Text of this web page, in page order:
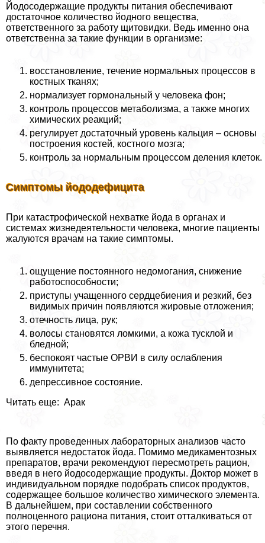
Йодосодержащие продукты питания обеспечивают
достаточное количество йодного вещества,
ответственного за работу щитовидки. Ведь именно она
ответственна за такие функции в организме:
восстановление, течение нормальных процессов в
костных тканях;
нормализует гормональный у человека фон;
контроль процессов метаболизма, а также многих
химических реакций;
регулирует достаточный уровень кальция – основы
построения костей, костного мозга;
контроль за нормальным процессом деления клеток.
Симптомы йододефицита
При катастрофической нехватке йода в органах и
системах жизнедеятельности человека, многие пациенты
жалуются врачам на такие симптомы.
ощущение постоянного недомогания, снижение
работоспособности;
приступы учащенного сердцебиения и резкий, без
видимых причин появляются жировые отложения;
отечность лица, рук;
волосы становятся ломкими, а кожа тусклой и
бледной;
беспокоят частые ОРВИ в силу ослабления
иммунитета;
депрессивное состояние.
Читать еще: Аpaк
По факту проведенных лабораторных анализов часто
выявляется недостаток йода. Помимо медикаментозных
препаратов, врачи рекомендуют пересмотреть рацион,
введя в него йодосодержащие продукты. Доктор может в
индивидуальном порядке подобрать список продуктов,
содержащее большое количество химического элемента.
В дальнейшем, при составлении собственного
полноценного рациона питания, стоит отталкиваться от
этого перечня.